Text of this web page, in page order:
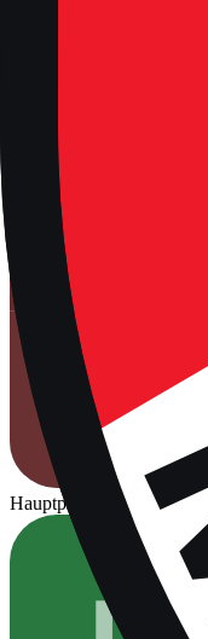
Hauptplatz Für Spiele